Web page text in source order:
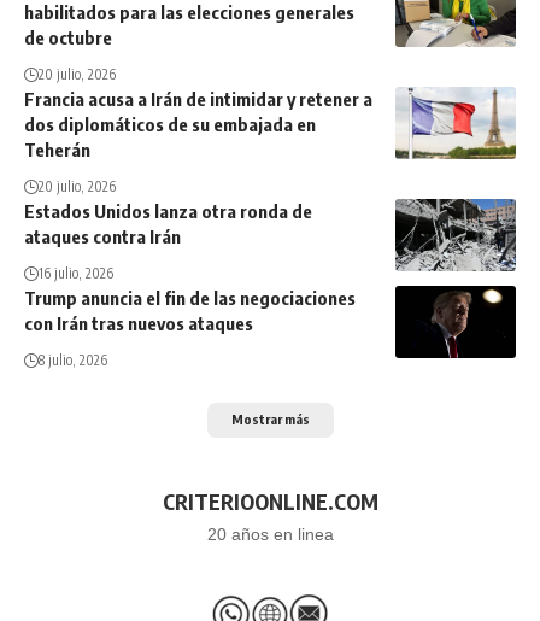
habilitados para las elecciones generales
de octubre
20 julio, 2026
Francia acusa a Irán de intimidar y retener a
dos diplomáticos de su embajada en
Teherán
20 julio, 2026
Estados Unidos lanza otra ronda de
ataques contra Irán
16 julio, 2026
Trump anuncia el fin de las negociaciones
con Irán tras nuevos ataques
8 julio, 2026
Mostrar más
CRITERIOONLINE.COM
20 años en linea